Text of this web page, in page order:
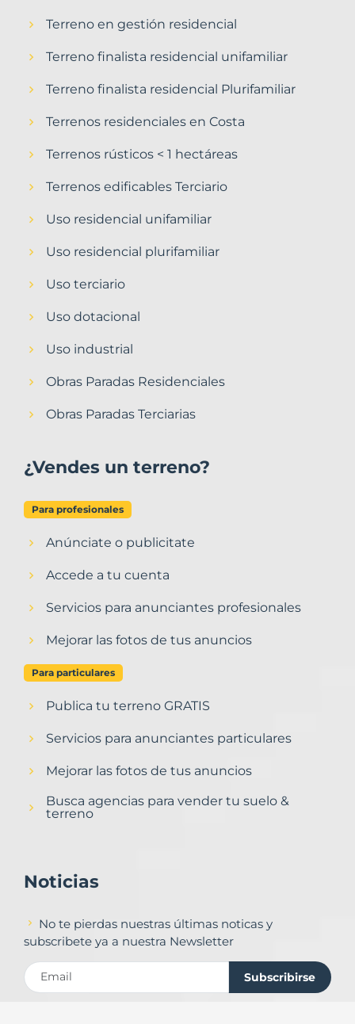
Terreno en gestión residencial
Terreno finalista residencial unifamiliar
Terreno finalista residencial Plurifamiliar
Terrenos residenciales en Costa
Terrenos rústicos < 1 hectáreas
Terrenos edificables Terciario
Uso residencial unifamiliar
Uso residencial plurifamiliar
Uso terciario
Uso dotacional
Uso industrial
Obras Paradas Residenciales
Obras Paradas Terciarias
¿Vendes un terreno?
Para profesionales
Anúnciate o publicitate
Accede a tu cuenta
Servicios para anunciantes profesionales
Mejorar las fotos de tus anuncios
Para particulares
Publica tu terreno GRATIS
Servicios para anunciantes particulares
Mejorar las fotos de tus anuncios
Busca agencias para vender tu suelo &
terreno
Noticias
No te pierdas nuestras últimas noticas y
subscribete ya a nuestra Newsletter
Subscribirse